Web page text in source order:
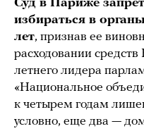
Суд в Париже
избираться в
лет, признав ее
расходовании
летнего лидера
«Национальное
к четырем годам
условно, еще два —